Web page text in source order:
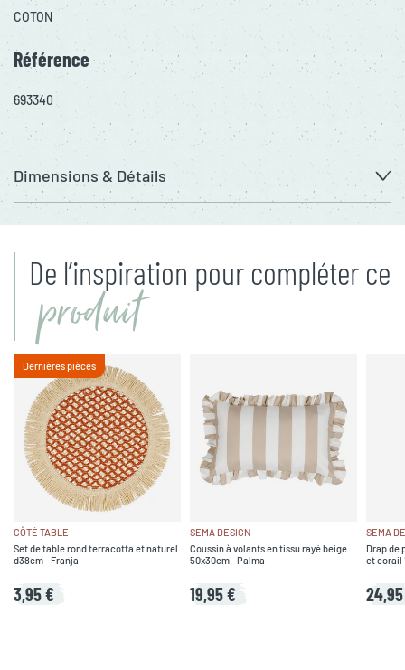
COTON
Référence
693340
Dimensions & Détails
De l’inspiration pour compléter ce
produit
Dernières pièces
CÔTÉ TABLE
Set de table rond terracotta et naturel
d38cm - Franja
3,95 €
SEMA DESIGN
Coussin à volants en tissu rayé beige
50x30cm - Palma
19,95 €
SEMA
Drap de
et corail